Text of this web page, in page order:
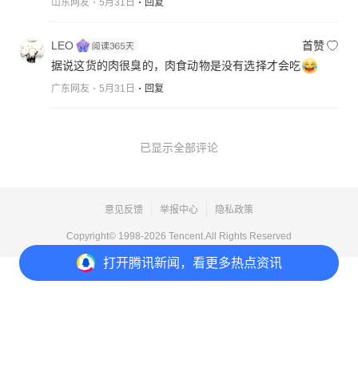
打开腾讯新闻，看更多热点资讯
山东网友 5月31日 回复
LEO
首赞
据说这货的肉很臭的，肉食动物是没有选择才会吃
广东网友 5月31日 回复
已显示全部评论
意见反馈 举报中心 隐私政策
Copyright© 1998-2026 Tencent.All Rights Reserved